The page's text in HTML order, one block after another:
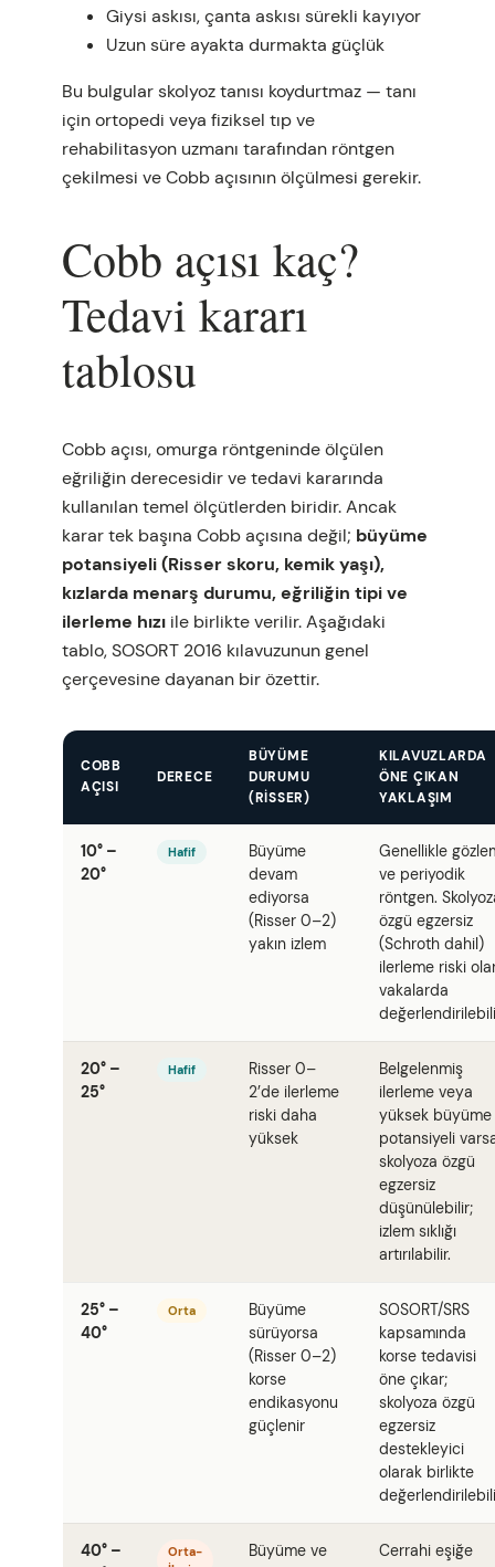
Giysi askısı, çanta askısı sürekli kayıyor
Uzun süre ayakta durmakta güçlük
Bu bulgular skolyoz tanısı koydurtmaz — tanı
için ortopedi veya fiziksel tıp ve
rehabilitasyon uzmanı tarafından röntgen
çekilmesi ve Cobb açısının ölçülmesi gerekir.
Cobb açısı kaç?
Tedavi kararı
tablosu
Cobb açısı, omurga röntgeninde ölçülen
eğriliğin derecesidir ve tedavi kararında
kullanılan temel ölçütlerden biridir. Ancak
karar tek başına Cobb açısına değil; büyüme
potansiyeli (Risser skoru, kemik yaşı),
kızlarda menarş durumu, eğriliğin tipi ve
ilerleme hızı ile birlikte verilir. Aşağıdaki
tablo, SOSORT 2016 kılavuzunun genel
çerçevesine dayanan bir özettir.
COBB
AÇISI
DERECE
BÜYÜME
DURUMU
(RISSER)
KILAVUZLARDA
ÖNE ÇIKAN
YAKLAŞIM
10° –
20°
Hafif
Büyüme
devam
ediyorsa
(Risser 0–2)
yakın izlem
Genellikle
ve periyodik
röntgen.
özgü egzersiz
(Schroth dahil)
ilerleme riski
vakalarda
20° –
25°
Hafif
Risser 0–
2’de ilerleme
riski daha
yüksek
Belgelenmiş
ilerleme veya
yüksek büyüme
potansiyeli
skolyoza özgü
egzersiz
düşünülebilir;
izlem sıklığı
artırılabilir.
25° –
40°
Orta
Büyüme
sürüyorsa
(Risser 0–2)
korse
endikasyonu
güçlenir
SOSORT/SRS
kapsamında
korse tedavisi
öne çıkar;
skolyoza özgü
egzersiz
destekleyici
olarak birlikte
40° –
Orta-
Büyüme ve
Cerrahi eşiğe